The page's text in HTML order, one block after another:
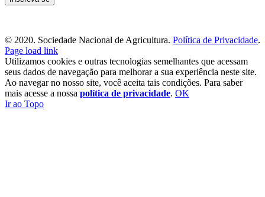
© 2020. Sociedade Nacional de Agricultura. Política de Privacidade.
Page load link
Utilizamos cookies e outras tecnologias semelhantes que acessam
seus dados de navegação para melhorar a sua experiência neste site.
Ao navegar no nosso site, você aceita tais condições. Para saber
mais acesse a nossa política de privacidade. OK
Ir ao Topo